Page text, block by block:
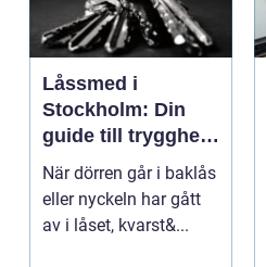
Låssmed i
Stockholm: Din
guide till trygghet
och säkerhet
När dörren går i baklås
eller nyckeln har gått
av i låset, kvarst&...